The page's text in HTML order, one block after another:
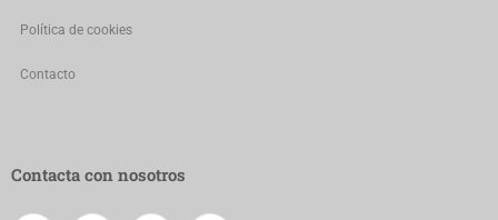
Política de cookies
Contacto
Contacta con nosotros